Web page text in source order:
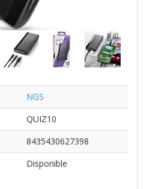
NGS
QUIZ10
8435430627398
Disponible